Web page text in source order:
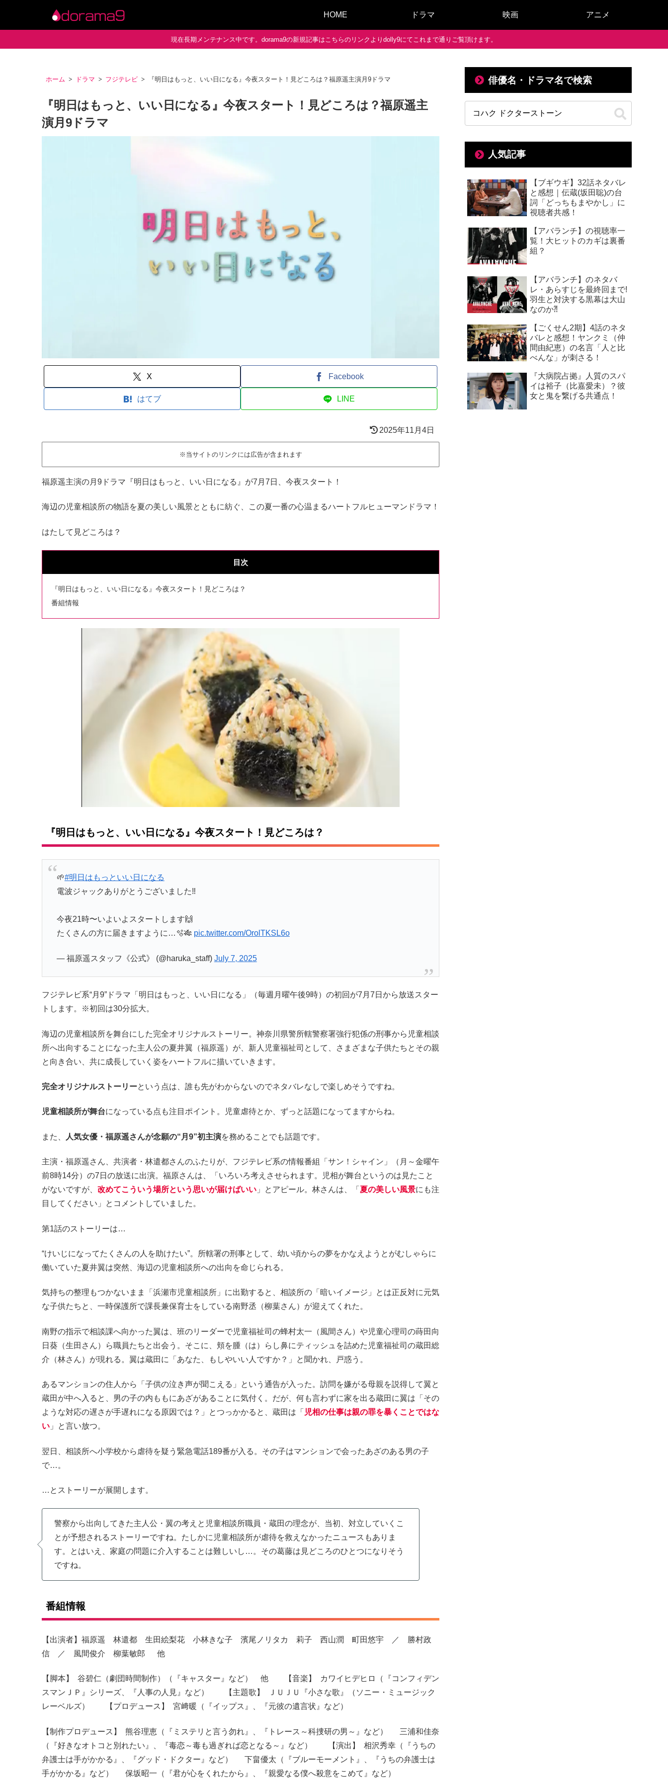
HOME ドラマ 映画 アニメ
現在長期メンテナンス中です。dorama9の新規記事はこちらのリンクよりdolly9にてこれまで通りご覧頂けます。
ホーム ドラマ フジテレビ 『明日はもっと、いい日になる』今夜スタート！見どころは？福原遥主演月9ドラマ
『明日はもっと、いい日になる』今夜スタート！見どころは？福原遥主
演月9ドラマ
X Facebook
はてブ LINE
2025年11月4日
※当サイトのリンクには広告が含まれます
福原遥主演の月9ドラマ『明日はもっと、いい日になる』が7月7日、今夜スタート！
海辺の児童相談所の物語を夏の美しい風景とともに紡ぐ、この夏一番の心温まるハートフルヒューマンドラマ！
はたして見どころは？
目次
『明日はもっと、いい日になる』今夜スタート！見どころは？
番組情報
『明日はもっと、いい日になる』今夜スタート！見どころは？
🌱#明日はもっといい日になる
電波ジャックありがとうございました‼︎
今夜21時〜いよいよスタートします🙌
たくさんの方に届きますように…🫧🎋 pic.twitter.com/OrolTKSL6o
— 福原遥スタッフ《公式》 (@haruka_staff) July 7, 2025
フジテレビ系“月9”ドラマ「明日はもっと、いい日になる」（毎週月曜午後9時）の初回が7月7日から放送スター
トします。※初回は30分拡大。
海辺の児童相談所を舞台にした完全オリジナルストーリー。神奈川県警所轄警察署強行犯係の刑事から児童相談
所へ出向することになった主人公の夏井翼（福原遥）が、新人児童福祉司として、さまざまな子供たちとその親
と向き合い、共に成長していく姿をハートフルに描いていきます。
完全オリジナルストーリーという点は、誰も先がわからないのでネタバレなしで楽しめそうですね。
児童相談所が舞台になっている点も注目ポイント。児童虐待とか、ずっと話題になってますからね。
また、 人気女優・福原遥さんが念願の“月9”初主演を務めることでも話題です。
主演・福原遥さん、共演者・林遣都さんのふたりが、フジテレビ系の情報番組「サン！シャイン」（月～金曜午
前8時14分）の7日の放送に出演。福原さんは、「いろいろ考えさせられます。児相が舞台というのは見たこと
がないですが、 改めてこういう場所という思いが届けばいい 」とアピール。林さんは、「 夏の美しい風景にも注
目してください」とコメントしていました。
第1話のストーリーは…
“けいじになってたくさんの人を助けたい”。所轄署の刑事として、幼い頃からの夢をかなえようとがむしゃらに
働いていた夏井翼は突然、海辺の児童相談所への出向を命じられる。
気持ちの整理もつかないまま「浜瀬市児童相談所」に出勤すると、相談所の「暗いイメージ」とは正反対に元気
な子供たちと、一時保護所で課長兼保育士をしている南野丞（柳葉さん）が迎えてくれた。
南野の指示で相談課へ向かった翼は、班のリーダーで児童福祉司の蜂村太一（風間さん）や児童心理司の蒔田向
日葵（生田さん）ら職員たちと出会う。そこに、頬を腫（は）らし鼻にティッシュを詰めた児童福祉司の蔵田総
介（林さん）が現れる。翼は蔵田に「あなた、もしやいい人ですか？」と聞かれ、戸惑う。
あるマンションの住人から「子供の泣き声が聞こえる」という通告が入った。訪問を嫌がる母親を説得して翼と
蔵田が中へ入ると、男の子の内ももにあざがあることに気付く。だが、何も言わずに家を出る蔵田に翼は「その
ような対応の遅さが手遅れになる原因では？」とつっかかると、蔵田は「 児相の仕事は親の罪を暴くことではな
い 」と言い放つ。
翌日、相談所へ小学校から虐待を疑う緊急電話189番が入る。その子はマンションで会ったあざのある男の子
で…。
…とストーリーが展開します。
警察から出向してきた主人公・翼の考えと児童相談所職員・蔵田の理念が、当初、対立していくこ
とが予想されるストーリーですね。たしかに児童相談所が虐待を救えなかったニュースもありま
す。とはいえ、家庭の問題に介入することは難しいし…。その葛藤は見どころのひとつになりそう
ですね。
番組情報
【出演者】福原遥 林遣都 生田絵梨花 小林きな子 濱尾ノリタカ 莉子 西山潤 町田悠宇 ／ 勝村政
信 ／ 風間俊介 柳葉敏郎 他
【脚本】 谷碧仁（劇団時間制作）（『キャスター』など） 他 【音楽】 カワイヒデヒロ（『コンフィデン
スマンＪＰ』シリーズ、『人事の人見』など） 【主題歌】 ＪＵＪＵ『小さな歌』（ソニー・ミュージック
レーベルズ） 【プロデュース】 宮﨑暖（『イップス』、『元彼の遺言状』など）
【制作プロデュース】 熊谷理恵（『ミステリと言う勿れ』、『トレース～科捜研の男～』など） 三浦和佳奈
（『好きなオトコと別れたい』、『毒恋～毒も過ぎれば恋となる～』など） 【演出】 相沢秀幸（『うちの
弁護士は手がかかる』、『グッド・ドクター』など） 下畠優太（『ブルーモーメント』、『うちの弁護士は
手がかかる』など） 保坂昭一（『君が心をくれたから』、『親愛なる僕へ殺意をこめて』など）
俳優名・ドラマ名で検索
人気記事
【ブギウギ】32話ネタバレ
と感想｜伝蔵(坂田聡)の台
詞「どっちもまやかし」に
視聴者共感！
【アバランチ】の視聴率一
覧！大ヒットのカギは裏番
組？
【アバランチ】のネタバ
レ・あらすじを最終回まで!
羽生と対決する黒幕は大山
なのか⁈
【ごくせん2期】4話のネタ
バレと感想！ヤンクミ（仲
間由紀恵）の名言「人と比
べんな」が刺さる！
『大病院占拠』人質のスパ
イは裕子（比嘉愛未）？彼
女と鬼を繋げる共通点！